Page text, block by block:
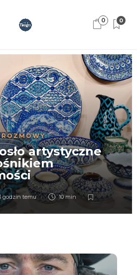
0 0
ROZMOWY
artystyczne
godzin temu 10 min